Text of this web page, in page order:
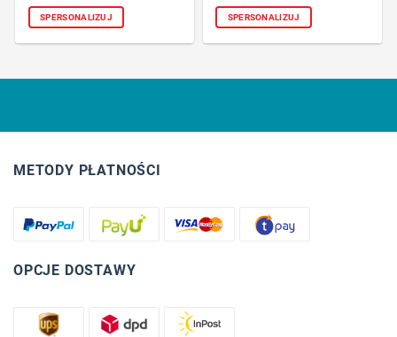
SPERSONALIZUJ SPERSONALIZUJ
METODY PŁATNOŚCI
OPCJE DOSTAWY